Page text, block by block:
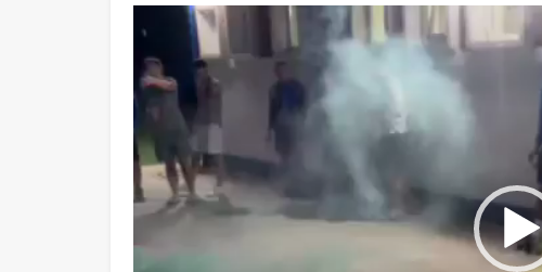
Reproduktor
videozapisa